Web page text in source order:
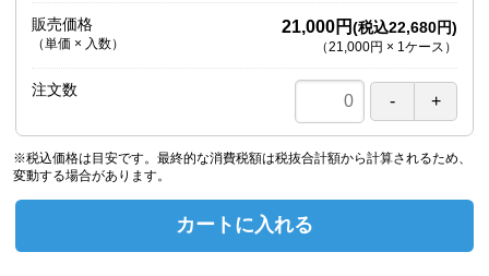
販売価格
（単価 × 入数）
21,000円 (税込22,680円)
（21,000円 × 1ケース ）
注文数
※税込価格は目安です。最終的な消費税額は税抜合計額から計算されるため、
変動する場合があります。
カートに入れる